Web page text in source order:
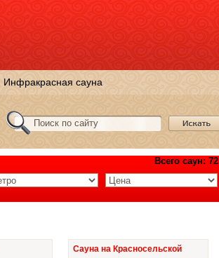
Инфракрасная сауна
Всего саун: 72
Сауна на Красносельской